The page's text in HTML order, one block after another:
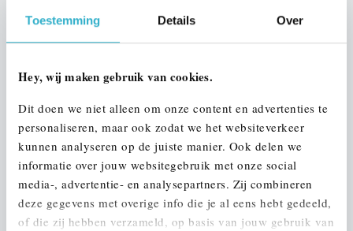
Toestemming Details Over
Hey, wij maken gebruik van cookies.
Dit doen we niet alleen om onze content en advertenties te
personaliseren, maar ook zodat we het websiteverkeer
kunnen analyseren op de juiste manier. Ook delen we
informatie over jouw websitegebruik met onze social
media-, advertentie- en analysepartners. Zij combineren
deze gegevens met overige info die je al eens hebt gedeeld,
of die zij hebben verzameld, op basis van jouw gebruik van